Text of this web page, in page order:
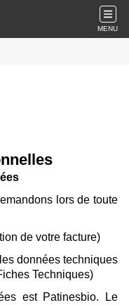
MENU
lors de toute
de votre facture)
données techniques
Techniques)
est Patinesbio. Le